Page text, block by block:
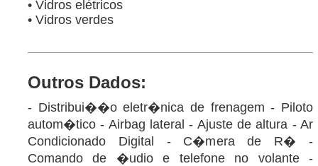
• Vidros elétricos
• Vidros verdes
Outros Dados:
- Distribui��o eletr�nica de frenagem - Piloto
autom�tico - Airbag lateral - Ajuste de altura - Ar
Condicionado Digital - C�mera de R� -
Comando de �udio e telefone no volante -